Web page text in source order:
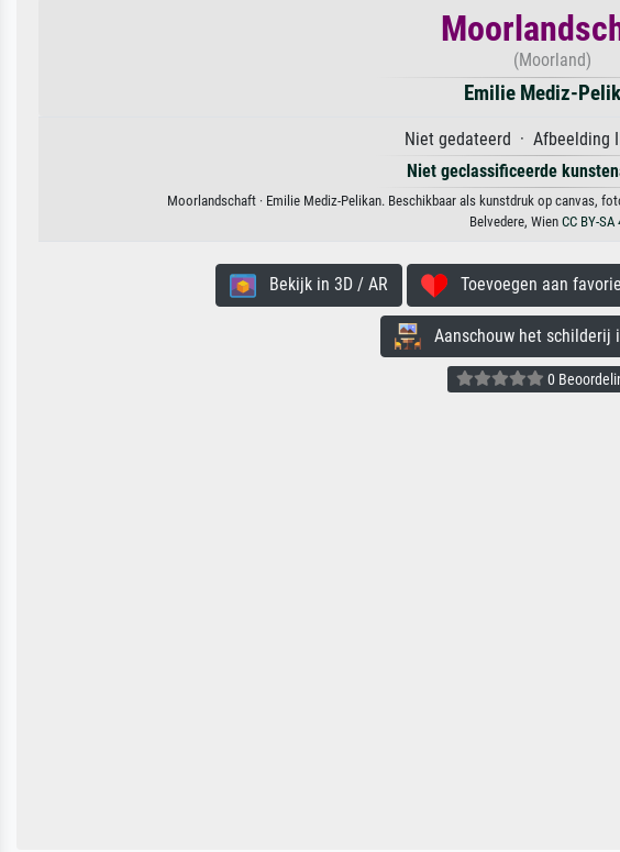
(Moorland)
Emilie Mediz-
Niet gedateerd · Afbeelding
Niet geclassificeerde
Moorlandschaft · Emilie Mediz-Pelikan. Beschikbaar als kunstdruk op canvas,
Belvedere, Wien CC BY-SA
Bekijk in 3D / AR Toevoegen aan
Aanschouw het schilderij
0